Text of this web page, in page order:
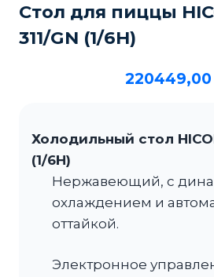
Стол для пиццы
311/GN (1/6H)
220449,00
Холодильный стол
(1/6H)
Нержавеющий, с
охлаждением и
оттайкой.
Электронное